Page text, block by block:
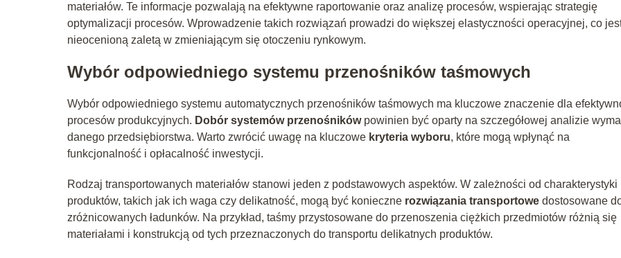
materiałów. Te informacje pozwalają na efektywne raportowanie oraz analizę procesów, wspierając strategię
optymalizacji procesów. Wprowadzenie takich rozwiązań prowadzi do większej elastyczności operacyjnej, co
nieocenioną zaletą w zmieniającym się otoczeniu rynkowym.
Wybór odpowiedniego systemu przenośników taśmowych
Wybór odpowiedniego systemu automatycznych przenośników taśmowych ma kluczowe znaczenie dla
procesów produkcyjnych. Dobór systemów przenośnikówpowinien być oparty na szczegółowej analizie
danego przedsiębiorstwa. Warto zwrócić uwagę na kluczowe kryteria wyboru, które mogą wpłynąć na
funkcjonalność i opłacalność inwestycji.
Rodzaj transportowanych materiałów stanowi jeden z podstawowych aspektów. W zależności od charakterystyki
produktów, takich jak ich waga czy delikatność, mogą być konieczne rozwiązania transportowe dostosowane
zróżnicowanych ładunków. Na przykład, taśmy przystosowane do przenoszenia ciężkich przedmiotów różnią się
materiałami i konstrukcją od tych przeznaczonych do transportu delikatnych produktów.